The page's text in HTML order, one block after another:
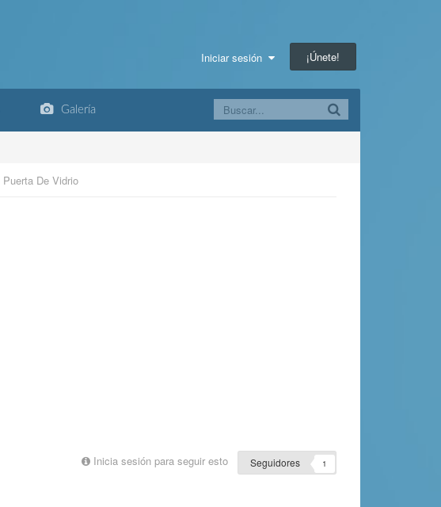
Iniciar sesión ¡Únete!
Galería
Puerta De Vidrio
Inicia sesión para seguir esto Seguidores 1